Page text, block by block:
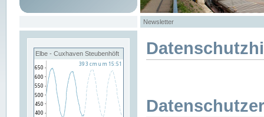
Newsletter
Elbe - Cuxhaven Steubenhöft